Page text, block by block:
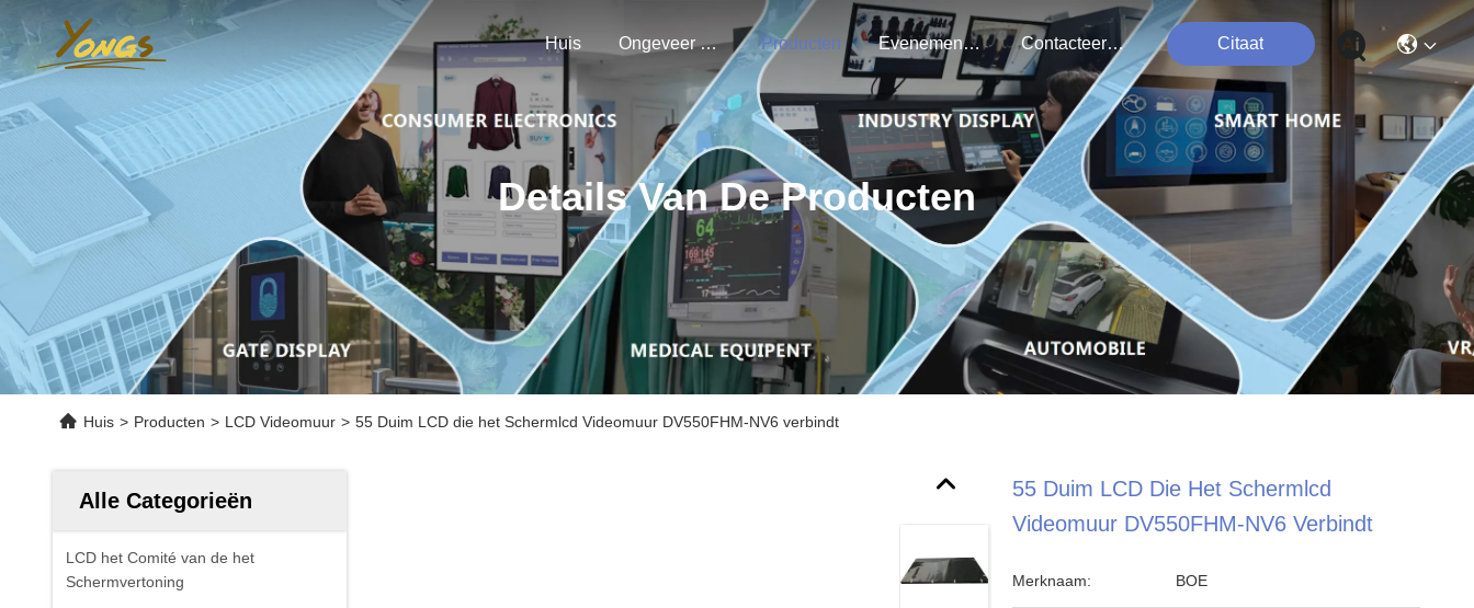
Huis Ongeveer Ons Producten Evenementen Contacteer Ons Citaat
Details Van De Producten
Huis > Producten > LCD Videomuur > 55 Duim LCD die het Schermlcd Videomuur DV550FHM-NV6 verbindt
Alle Categorieën
LCD het Comité van de het
Schermvertoning
55 Duim LCD Die Het Schermlcd
Videomuur DV550FHM-NV6 Verbindt
Merknaam: BOE